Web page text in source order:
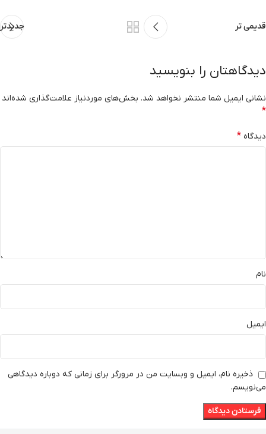
جدیدتر قدیمی تر
دیدگاهتان را بنویسید
نشانی ایمیل شما منتشر نخواهد شد. بخش‌های موردنیاز علامت‌گذاری شده‌اند
*
دیدگاه *
نام
ایمیل
ذخیره نام، ایمیل و وبسایت من در مرورگر برای زمانی که دوباره دیدگاهی
می‌نویسم.